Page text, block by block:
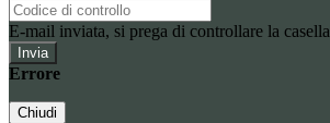
E-mail inviata, si prega di controllare la
Errore
Chiudi